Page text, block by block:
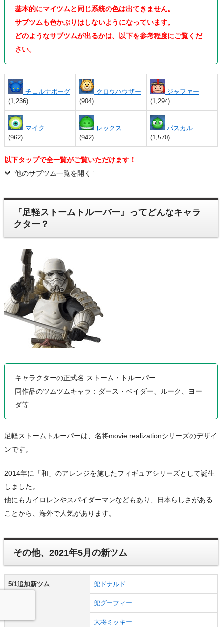
基本的にマイツムと同じ系統の色は出てきません。
サブツムも色かぶりはしないようになっています。
どのようなサブツムが出るかは、以下を参考程度にご覧くだ
さい。
チェルナボーグ
(1,236)
クロウハウザー
(904)
ジャファー
(1,294)
マイク
(962)
レックス
(942)
パスカル
(1,570)
以下タップで全一覧がご覧いただけます！
”他のサブツム一覧を開く”
『足軽ストームトルーパー』ってどんなキャラ
クター？
キャラクターの正式名:ストーム・トルーパー
同作品のツムツムキャラ：ダース・ベイダー、ルーク、ヨー
ダ等
足軽ストームトルーパーは、名将movie realizationシリーズのデザイ
ンです。
2014年に「和」のアレンジを施したフィギュアシリーズとして誕生
しました。
他にもカイロレンやスパイダーマンなどもあり、日本らしさがある
ことから、海外で人気があります。
その他、2021年5月の新ツム
5/1追加新ツム 兜ドナルド
兜グーフィー
大将ミッキー